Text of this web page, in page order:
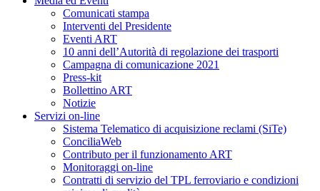
Comunicati stampa
Interventi del Presidente
Eventi ART
10 anni dell’Autorità di regolazione dei trasporti
Campagna di comunicazione 2021
Press-kit
Bollettino ART
Notizie
Servizi on-line
Sistema Telematico di acquisizione reclami (SiTe)
ConciliaWeb
Contributo per il funzionamento ART
Monitoraggi on-line
Contratti di servizio del TPL ferroviario e condizioni